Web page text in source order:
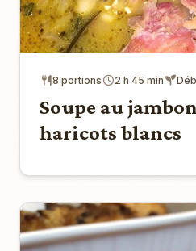
8 portions 2 h 45 min
Soupe au
haricots blancs